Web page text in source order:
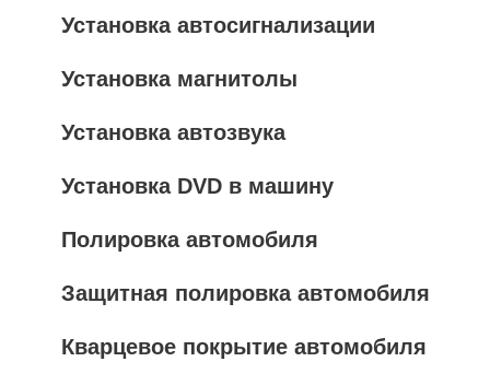
Установка автосигнализации
Установка магнитолы
Установка автозвука
Установка DVD в машину
Полировка автомобиля
Защитная полировка автомобиля
Кварцевое покрытие автомобиля